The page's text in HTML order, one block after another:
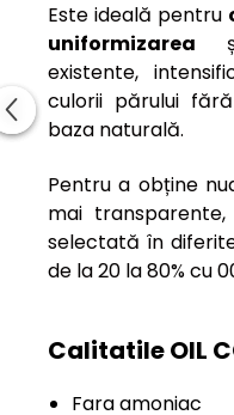
Este ideală pentru
uniformizarea
existente,
culorii părului
baza naturală.
Pentru a obține
mai
selectată în
de la 20 la 80% cu
Calitatile OIL
Fara amoniac